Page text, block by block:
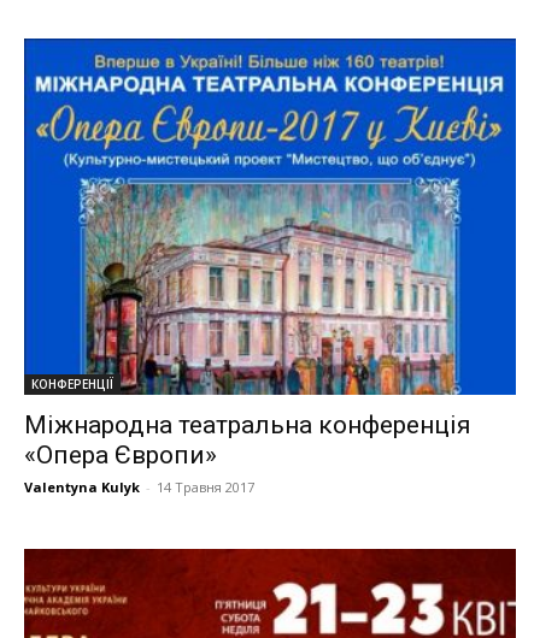
КОНФЕРЕНЦІЇ
Міжнародна театральна конференція
«Опера Європи»
Valentyna Kulyk - 14 Травня 2017